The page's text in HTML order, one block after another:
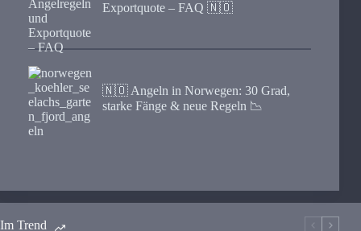
Exportquote – FAQ 🇳🇴
🇳🇴 Angeln in Norwegen: 30 Grad,
starke Fänge & neue Regeln 📉
Im Trend